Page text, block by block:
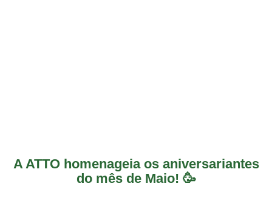
A ATTO homenageia os aniversariantes
do mês de Maio! 🥳